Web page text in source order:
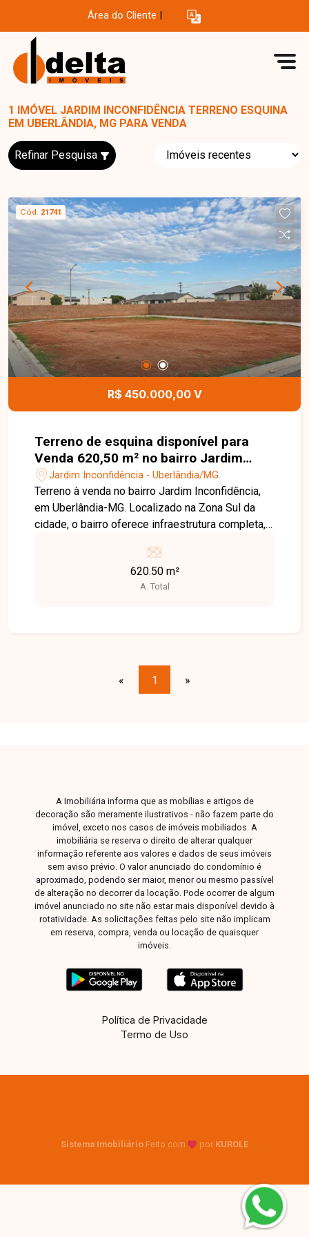
Área do Cliente
1 IMÓVEL JARDIM INCONFIDÊNCIA TERRENO ESQUINA
EM UBERLÂNDIA, MG PARA VENDA
Refinar Pesquisa
Cód. 21741
R$ 450.000,00 V
Terreno de esquina disponível para
Venda 620,50 m² no bairro Jardim
Inconfidência em Uberlândia-MG
Jardim Inconfidência - Uberlândia/MG
Terreno à venda no bairro Jardim Inconfidência,
em Uberlândia-MG. Localizado na Zona Sul da
cidade, o bairro oferece infraestrutura completa,
eficiente e coleta de lixo regular. Além disso,
conta com escolas, unidades de saúde, comércio
variado e áreas verdes, proporcionando
investidores e construtores que buscam um local
estratégico para desenvolvimento de projetos
620.50 m²
A. Total
« 1 »
A Imobiliária informa que as mobílias e artigos de
decoração são meramente ilustrativos - não fazem parte do
imóvel, exceto nos casos de imóveis mobiliados. A
imobiliária se reserva o direito de alterar qualquer
informação referente aos valores e dados de seus imóveis
sem aviso prévio. O valor anunciado do condomínio é
aproximado, podendo ser maior, menor ou mesmo passível
de alteração no decorrer da locação. Pode ocorrer de algum
imóvel anunciado no site não estar mais disponível devido à
rotatividade. As solicitações feitas pelo site não implicam
em reserva, compra, venda ou locação de quaisquer
imóveis.
Política de Privacidade
Termo de Uso
Sistema Imobiliário Feito com por KUROLE